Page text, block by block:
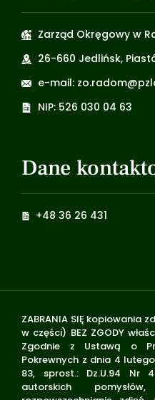
Zarząd Okręgowy w
26-660 Jedlińsk,
e-mail:
NIP: 526 030 04 63
Dane
+48 36 26 431
ZABRANIA SIĘ kopiowania
w części) BEZ ZGODY
Zgodnie z Ustawą o
Pokrewnych z dnia 4
83, sprost.: Dz.U.94 Nr
autorskich